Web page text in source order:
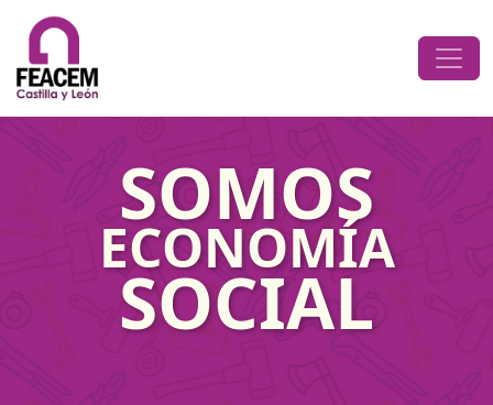
Saltar al contenido
Navegación principal
SOMOS
ECONOMÍA
SOCIAL